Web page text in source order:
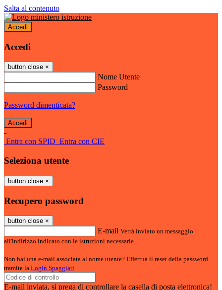
Salta al contenuto
Accedi
Accedi
button close ×
Nome Utente
Password
Password dimenticata?
-
Entra con SPID Entra con CIE
Seleziona utente
button close ×
Recupero password
button close ×
E-mail Verrà inviato un messaggio
all'indirizzo indicato con le istruzioni necessarie.
Non hai una e-mail associata al nome utente? Effettua il reset della password
tramite la Login Spaggiari
E-mail inviata, si prega di controllare la casella di posta elettronica!